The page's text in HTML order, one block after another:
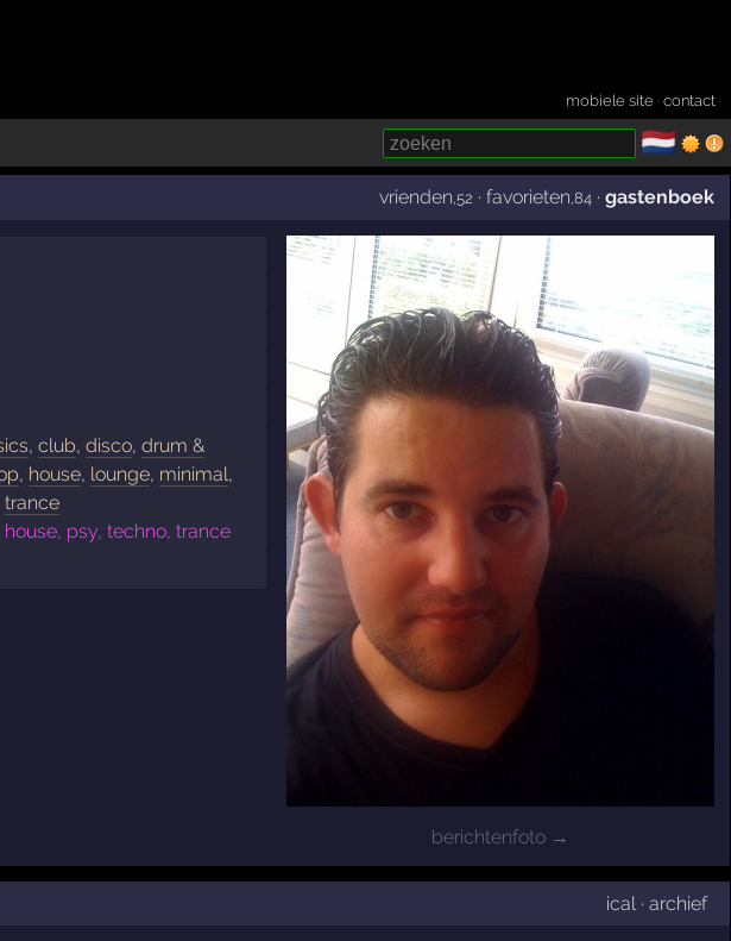
mobiele site ·contact
🇳🇱
vrienden ,52 ·favorieten ,84 ·gastenboek
berichtenfoto →
,club,disco,drum &
, house, lounge, minimal,
trance
psy, techno, trance
ical · archief